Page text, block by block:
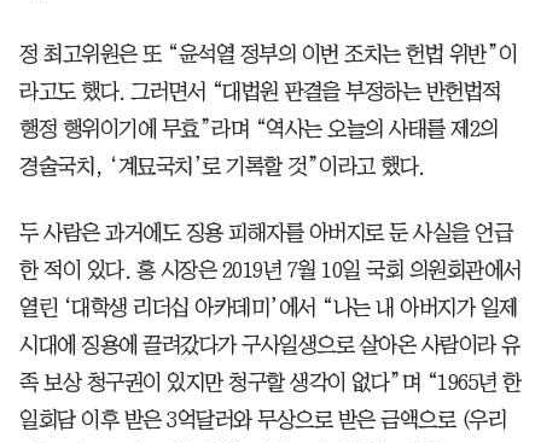
정 최고위원은 또 “윤석열 정부의 이번 조치는 헌법 위반”이
라고도 했다. 그러면서 “대법원 판결을 부정하는 반헌법적
행정 행위이기에 무효”라며 “역사는 오늘의 사태를 제2의
경술국치, ‘계묘국치’로 기록할 것”이라고 했다.
두 사람은 과거에도 징용 피해자를 아버지로 둔 사실을 언급
한 적이 있다. 홍 시장은 2019년 7월 10일 국회 의원회관에서
열린 ‘대학생 리더십 아카데미’에서 “나는 내 아버지가 일제
시대에 징용에 끌려갔다가 구사일생으로 살아온 사람이라 유
족 보상 청구권이 있지만 청구할 생각이 없다”며 “1965년 한
일회담 이후 받은 3억달러와 무상으로 받은 금액으로 (우리